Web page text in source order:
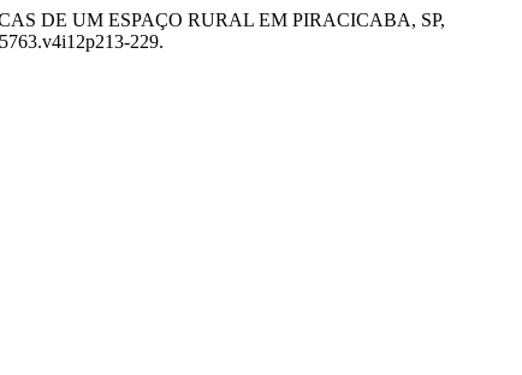
DE UM ESPAÇO RURAL EM PIRACICABA, SP,
229.